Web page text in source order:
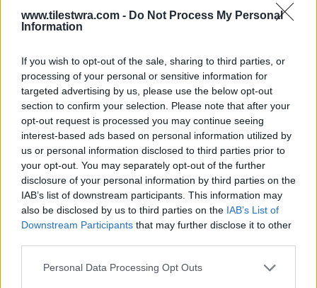
www.tilestwra.com - Do Not Process My Personal
Information
If you wish to opt-out of the sale, sharing to third parties, or
processing of your personal or sensitive information for
targeted advertising by us, please use the below opt-out
section to confirm your selection. Please note that after your
opt-out request is processed you may continue seeing
interest-based ads based on personal information utilized by
us or personal information disclosed to third parties prior to
your opt-out. You may separately opt-out of the further
disclosure of your personal information by third parties on the
IAB’s list of downstream participants. This information may
also be disclosed by us to third parties on the IAB’s List of
Downstream Participants that may further disclose it to other
Personal Data Processing Opt Outs
συγκρατούμενούς του.